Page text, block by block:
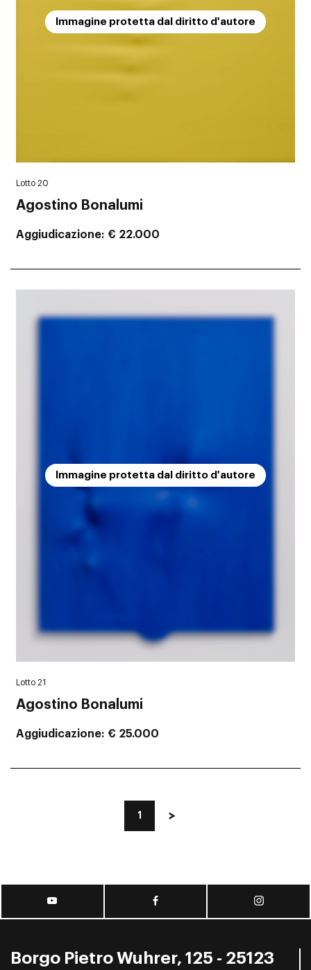
Immagine protetta dal diritto d'autore
Lotto 20
Agostino Bonalumi
Aggiudicazione € 22.000
Immagine protetta dal diritto d'autore
Lotto 21
Agostino Bonalumi
Aggiudicazione € 25.000
1
Borgo Pietro Wuhrer, 125 - 25123